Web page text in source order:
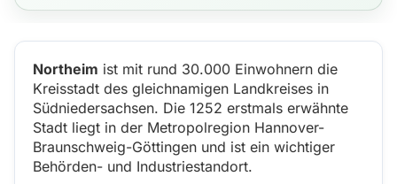
Northeim ist mit rund 30.000 Einwohnern die
Kreisstadt des gleichnamigen Landkreises in
Südniedersachsen. Die 1252 erstmals erwähnte
Stadt liegt in der Metropolregion Hannover-
Braunschweig-Göttingen und ist ein wichtiger
Behörden- und Industriestandort.